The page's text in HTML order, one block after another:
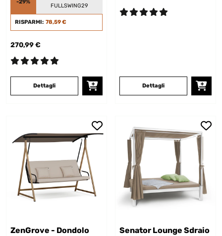
-29%
FULLSWING29
RISPARMI: 78,59 €
270,99 €
Dettagli Dettagli
ZenGrove - Dondolo
Senator Lounge Sdraio